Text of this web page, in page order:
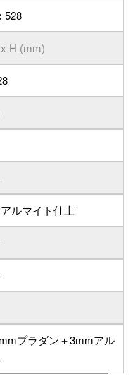
528
H (mm)
ルマイト仕上
プラダン＋3mmアル